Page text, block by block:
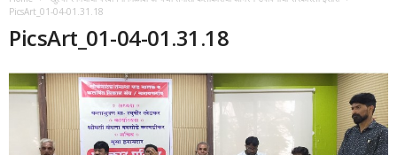
PicsArt_01-04-01.31.18
PicsArt_01-04-01.31.18